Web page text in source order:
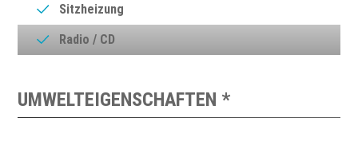
Sitzheizung
Radio / CD
UMWELTEIGENSCHAFTEN *